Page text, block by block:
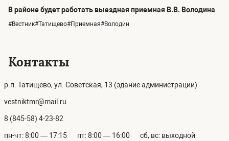
В районе будет работать выездная приемная В.В. Володина
#Вестник#Татищево#Приемная#Володин
Контакты
р.п. Татищево, ул. Советская, 13 (здание администрации)
vestniktmr@mail.ru
8 (845-58) 4-23-82
пн-чт: 8:00 — 17:15 пт: 8:00 — 16:00 сб, вс: выходной